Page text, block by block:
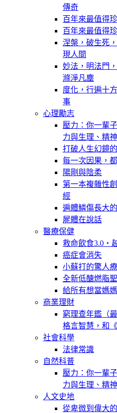
傳奇
百年來最值得
百年來最值得
涅槃，破生死
現人間
妙法，明法門
滌淨凡塵
度化，行遍十
事
心理勵志
壓力：你一輩
力與生理、精
打破人生幻鏡
每一次因果，
陽剛與陰柔
第一本複雜性
經
遍體鱗傷長大
屍體在說話
醫療保健
救命飲食3.0‧
癌症會消失
小蘇打的驚人
全新低醣燃脂
給所有想當媽
商業理財
窮理查年鑑（
格言智慧，和
社會科學
法律常識
自然科普
壓力：你一輩
力與生理、精
人文史地
從卑微到偉大